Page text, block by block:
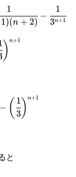
1)(n + 2)
1
−
3n+1
1
) n+1
− ( 3
1) n+1
と